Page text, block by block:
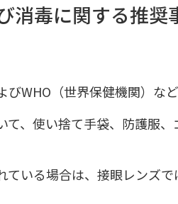
消毒に関する推奨
WHO（世界保健機関）な
、使い捨て手袋、防護服
ている場合は、接眼レンズ